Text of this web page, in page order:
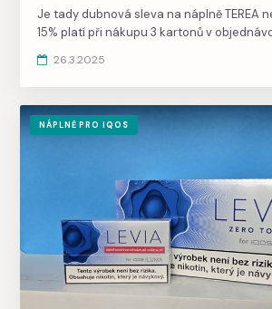
Je tady dubnová sleva na náplně TEREA
15% platí při nákupu 3 kartonů v
se aktivuje automaticky, doprava je
26.3.2025
NÁPLNĚ PRO IQOS